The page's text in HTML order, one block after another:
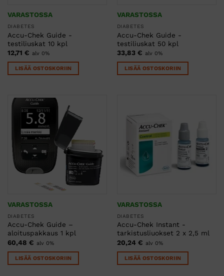
VARASTOSSA
DIABETES
Accu-Chek Guide -
testiliuskat 10 kpl
12,71 € alv 0%
LISÄÄ OSTOSKORIIN
VARASTOSSA
DIABETES
Accu-Chek Guide -
testiliuskat 50 kpl
33,83 € alv 0%
LISÄÄ OSTOSKORIIN
VARASTOSSA
DIABETES
Accu-Chek Guide –
aloituspakkaus 1 kpl
60,48 € alv 0%
LISÄÄ OSTOSKORIIN
VARASTOSSA
DIABETES
Accu-Chek Instant -
tarkistusliuokset 2 x 2,5 ml
20,24 € alv 0%
LISÄÄ OSTOSKORIIN